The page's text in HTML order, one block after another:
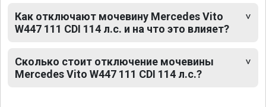
Как отключают мочевину Mercedes Vito
W447 111 CDI 114 л.с. и на что это влияет?
Сколько стоит отключение мочевины
Mercedes Vito W447 111 CDI 114 л.с.?